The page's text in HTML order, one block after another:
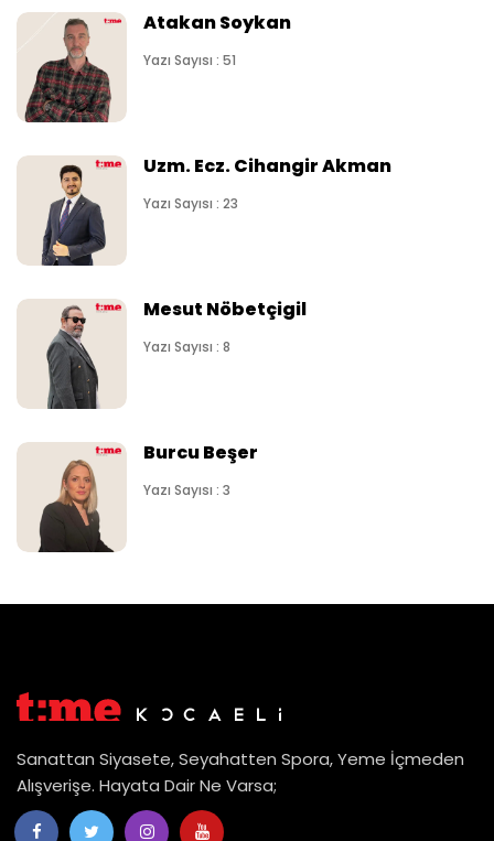
Atakan Soykan
Yazı Sayısı : 51
Uzm. Ecz. Cihangir Akman
Yazı Sayısı : 23
Mesut Nöbetçigil
Yazı Sayısı : 8
Burcu Beşer
Yazı Sayısı : 3
Sanattan Siyasete, Seyahatten Spora, Yeme İçmeden
Alışverişe. Hayata Dair Ne Varsa;